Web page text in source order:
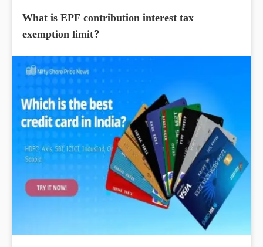
What is EPF contribution interest tax
exemption limit?